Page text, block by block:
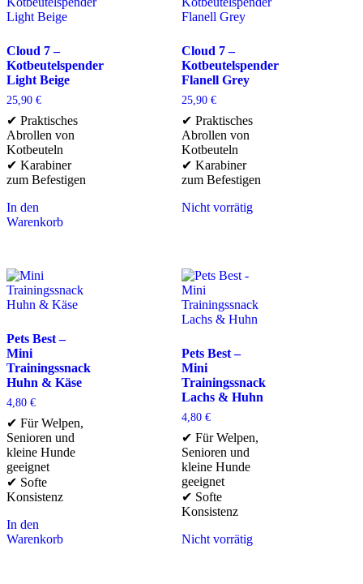
Cloud 7 –
Kotbeutelspender
Light Beige
25,90 €
✔ Praktisches
Abrollen von
Kotbeuteln
✔ Karabiner
zum Befestigen
In den
Warenkorb
Cloud 7 –
Kotbeutelspender
Flanell Grey
25,90 €
✔ Praktisches
Abrollen von
Kotbeuteln
✔ Karabiner
zum Befestigen
Nicht vorrätig
Pets Best –
Mini
Trainingssnack
Huhn & Käse
4,80 €
✔ Für Welpen,
Senioren und
kleine Hunde
geeignet
✔ Softe
Konsistenz
In den
Warenkorb
Pets Best –
Mini
Trainingssnack
Lachs & Huhn
4,80 €
✔ Für Welpen,
Senioren und
kleine Hunde
geeignet
✔ Softe
Konsistenz
Nicht vorrätig